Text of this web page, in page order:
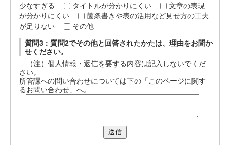
少なすぎる
タイトルが分かりにくい
文章の表現
が分かりにくい
箇条書きや表の活用など見せ方の工夫
が足りない
その他
質問3：質問2でその他と回答されたかたは、理由をお聞か
せください。
（注）個人情報・返信を要する内容は記入しないでくだ
さい。
所管課への問い合わせについては下の「このページに関す
るお問い合わせ」へ。
送信